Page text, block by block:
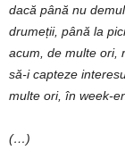
dacă până nu
drumeții, până la
acum, de multe ori,
să-i capteze
multe ori, în week-
(…)